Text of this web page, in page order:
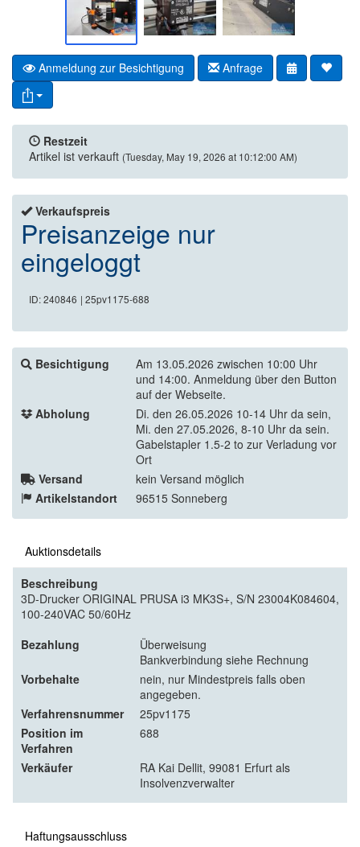
Anmeldung zur Besichtigung Anfrage
Restzeit
Artikel ist verkauft (Tuesday, May 19, 2026 at 10:12:00 AM)
Verkaufspreis
Preisanzeige nur
eingeloggt
ID: 240846 | 25pv1175-688
Besichtigung
Am 13.05.2026 zwischen 10:00 Uhr
und 14:00. Anmeldung über den Button
auf der Webseite.
Abholung
Di. den 26.05.2026 10-14 Uhr da sein,
Mi. den 27.05.2026, 8-10 Uhr da sein.
Gabelstapler 1.5-2 to zur Verladung vor
Ort
Versand
kein Versand möglich
Artikelstandort
96515 Sonneberg
Auktionsdetails
Beschreibung
3D-Drucker ORIGINAL PRUSA i3 MK3S+, S/N 23004K084604,
100-240VAC 50/60Hz
Bezahlung
Überweisung
Bankverbindung siehe Rechnung
Vorbehalte
nein, nur Mindestpreis falls oben
angegeben.
Verfahrensnummer
25pv1175
Position im
Verfahren
688
Verkäufer
RA Kai Dellit, 99081 Erfurt als
Insolvenzverwalter
Haftungsausschluss